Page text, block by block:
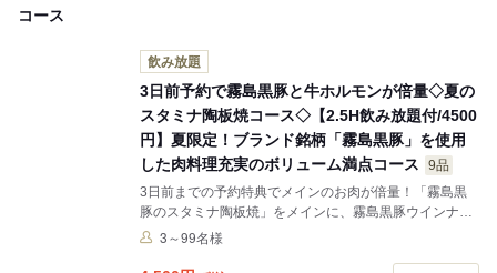
コース
飲み放題
3日前予約で霧島黒豚と牛ホルモンが倍量◇夏の
スタミナ陶板焼コース◇【2.5H飲み放題付/4500
円】夏限定！ブランド銘柄「霧島黒豚」を使用
した肉料理充実のボリューム満点コース
9品
3日前までの予約特典でメインのお肉が倍量！「霧島黒
豚のスタミナ陶板焼」をメインに、霧島黒豚ウインナー
＆ベーコン焼き、九州三元豚ローストポークなど、ボリ
3～99名様